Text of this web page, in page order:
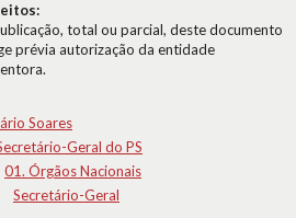
total ou parcial, deste documento
prévia autorização da entidade
Soares
Geral do PS
01. Órgãos Nacionais
Secretário-Geral